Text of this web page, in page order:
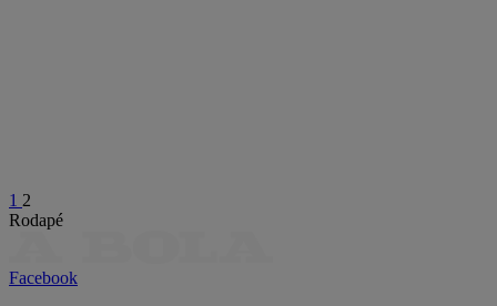
1 2
Rodapé
Facebook